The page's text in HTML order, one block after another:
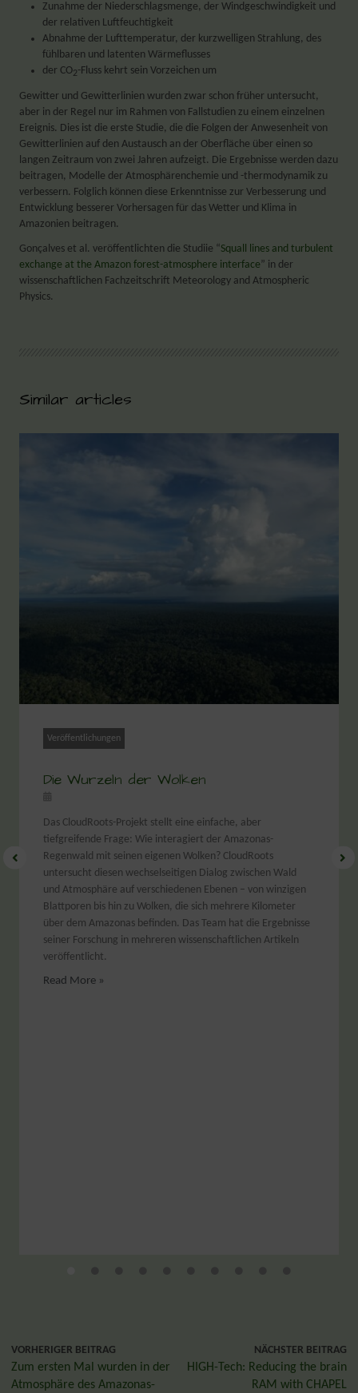
Zunahme der Niederschlagsmenge, der Windgeschwindigkeit und
der relativen Luftfeuchtigkeit
Abnahme der Lufttemperatur, der kurzwelligen Strahlung, des
fühlbaren und latenten Wärmeflusses
der CO2-Fluss kehrt sein Vorzeichen um
Gewitter und Gewitterlinien wurden zwar schon früher untersucht,
aber in der Regel nur im Rahmen von Fallstudien zu einem einzelnen
Ereignis. Dies ist die erste Studie, die die Folgen der Anwesenheit von
Gewitterlinien auf den Austausch an der Oberfläche über einen so
langen Zeitraum von zwei Jahren aufzeigt. Die Ergebnisse werden dazu
beitragen, Modelle der Atmosphärenchemie und -thermodynamik zu
verbessern. Folglich können diese Erkenntnisse zur Verbesserung und
Entwicklung besserer Vorhersagen für das Wetter und Klima in
Amazonien beitragen.
Gonçalves et al. veröffentlichten die Studiie “Squall lines and turbulent
exchange at the Amazon forest-atmosphere interface ” in der
wissenschaftlichen Fachzeitschrift Meteorology and Atmospheric
Physics.
Similar articles
Veröffentlichungen
Die Wurzeln der Wolken
Das CloudRoots-Projekt stellt eine einfache, aber
tiefgreifende Frage: Wie interagiert der Amazonas-
Regenwald mit seinen eigenen Wolken? CloudRoots
untersucht diesen wechselseitigen Dialog zwischen Wald
und Atmosphäre auf verschiedenen Ebenen – von winzigen
Blattporen bis hin zu Wolken, die sich mehrere Kilometer
über dem Amazonas befinden. Das Team hat die Ergebnisse
seiner Forschung in mehreren wissenschaftlichen Artikeln
veröffentlicht.
Read More »
VORHERIGER BEITRAG
Zum ersten Mal wurden in der
Atmosphäre des Amazonas-
NÄCHSTER BEITRAG
HIGH-Tech: Reducing the brain
RAM with CHAPEL